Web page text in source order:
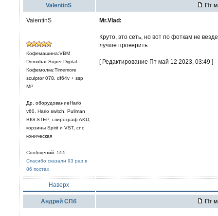
ValentinS Пт
ValentinS
Кофемашина:VBM
Domobar Super Digital
Кофемолка:Timemore
sculptor 078, df64v + ssp
MP
Др. оборудованиеHario
v60, Hario switch, Pullman
BIG STEP, спирограф AKD,
корзины Spirit и VST, cnc
коническая
Сообщений: 555
Спасибо сказали 93 раз в
86 постах
Mr.Vlad:
Круто, это сеть, но вот по фоткам не
лучше проверить.
[ Редактирование Пт май 12 2023, 03:49 ]
Наверх
Андрей СПб Пт